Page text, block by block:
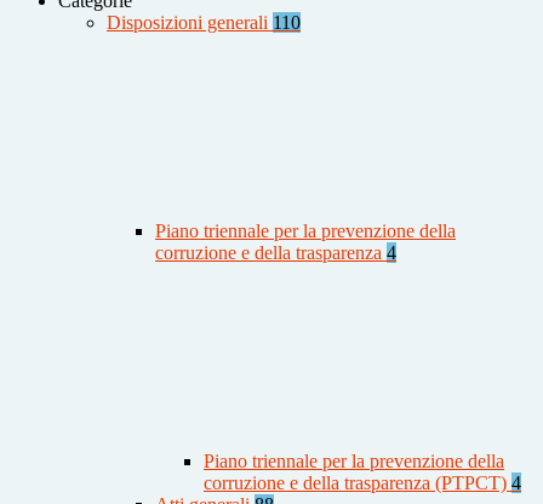
Disposizioni generali 110
Piano triennale per la prevenzione della
corruzione e della trasparenza 4
Piano triennale per la prevenzione della
corruzione e della trasparenza (PTPCT) 4